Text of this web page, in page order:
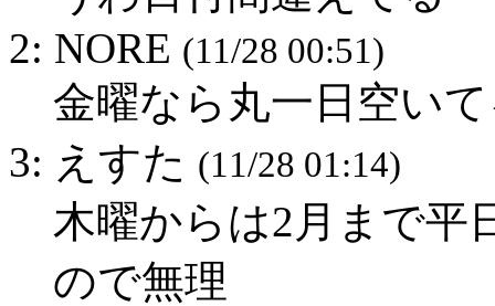
2: NORE (11/28 00:51)
金曜なら丸一日空い
3: えすた (11/28 01:14)
木曜からは2月まで平
ので無理